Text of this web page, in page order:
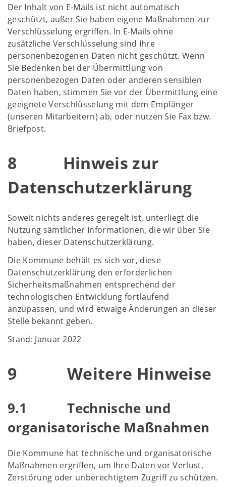
Der Inhalt von E-Mails ist nicht automatisch
geschützt, außer Sie haben eigene Maßnahmen zur
Verschlüsselung ergriffen. In E-Mails ohne
zusätzliche Verschlüsselung sind Ihre
personenbezogenen Daten nicht geschützt. Wenn
Sie Bedenken bei der Übermittlung von
personenbezogen Daten oder anderen sensiblen
Daten haben, stimmen Sie vor der Übermittlung eine
geeignete Verschlüsselung mit dem Empfänger
(unseren Mitarbeitern) ab, oder nutzen Sie Fax bzw.
Briefpost.
8 Hinweis zur
Datenschutzerklärung
Soweit nichts anderes geregelt ist, unterliegt die
Nutzung sämtlicher Informationen, die wir über Sie
haben, dieser Datenschutzerklärung.
Die Kommune behält es sich vor, diese
Datenschutzerklärung den erforderlichen
Sicherheitsmaßnahmen entsprechend der
technologischen Entwicklung fortlaufend
anzupassen, und wird etwaige Änderungen an dieser
Stelle bekannt geben.
Stand: Januar 2022
9 Weitere Hinweise
9.1 Technische und
organisatorische Maßnahmen
Die Kommune hat technische und organisatorische
Maßnahmen ergriffen, um Ihre Daten vor Verlust,
Zerstörung oder unberechtigtem Zugriff zu schützen.